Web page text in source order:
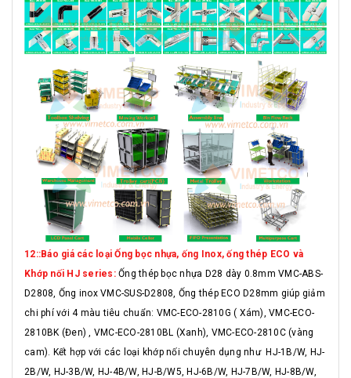
12::Báo giá các loại Ống bọc nhựa, ống Inox, ống thép ECO và
Khớp nối HJ series:Ống thép bọc nhựa D28 dày 0.8mm VMC-ABS-
D2808, Ống inox VMC-SUS-D2808, Ống thép ECO D28mm giúp giảm
chi phí với 4 màu tiêu chuẩn: VMC-ECO-2810G ( Xám), VMC-ECO-
2810BK (Đen) , VMC-ECO-2810BL (Xanh), VMC-ECO-2810C (vàng
cam). Kết hợp với các loại khớp nối chuyên dụng như HJ-1B/W, HJ-
2B/W, HJ-3B/W, HJ-4B/W, HJ-B/W5, HJ-6B/W, HJ-7B/W, HJ-8B/W,